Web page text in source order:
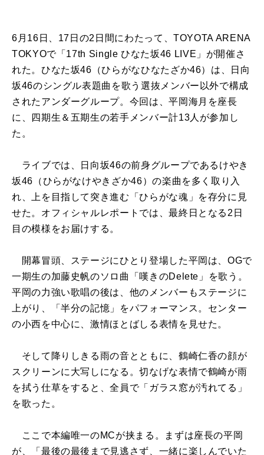
6月16日、17日の2日間にわたって、TOYOTA ARENA
TOKYOで「17th Single ひなた坂46 LIVE」が開催さ
れた。ひなた坂46（ひらがなひなたざか46）は、日向
坂46のシングル表題曲を歌う選抜メンバー以外で構成
されたアンダーグループ。今回は、平岡海月を座長
に、四期生＆五期生の若手メンバー計13人が参加し
た。
ライブでは、日向坂46の前身グループであるけやき
坂46（ひらがなけやきざか46）の楽曲を多く取り入
れ、上を目指して突き進む「ひらがな魂」を存分に見
せた。オフィシャルレポートでは、最終日となる2日
目の模様をお届けする。
開幕冒頭、ステージにひとり登場した平岡は、OGで
一期生の加藤史帆のソロ曲「嘆きのDelete」を歌う。
平岡の力強い歌唱の後は、他のメンバーもステージに
上がり、「半分の記憶」をパフォーマンス。センター
の小西を中心に、激情ほとばしる表情を見せた。
そして降りしきる雨の音とともに、鶴崎仁香の顔が
スクリーンに大写しになる。切なげな表情で鶴崎が雨
を拭う仕草をすると、全員で「ガラス窓が汚れてる」
を歌った。
ここで本編唯一のMCが挟まる。まずは座長の平岡
が、「最後の最後まで見逃さず、一緒に楽しんでいた